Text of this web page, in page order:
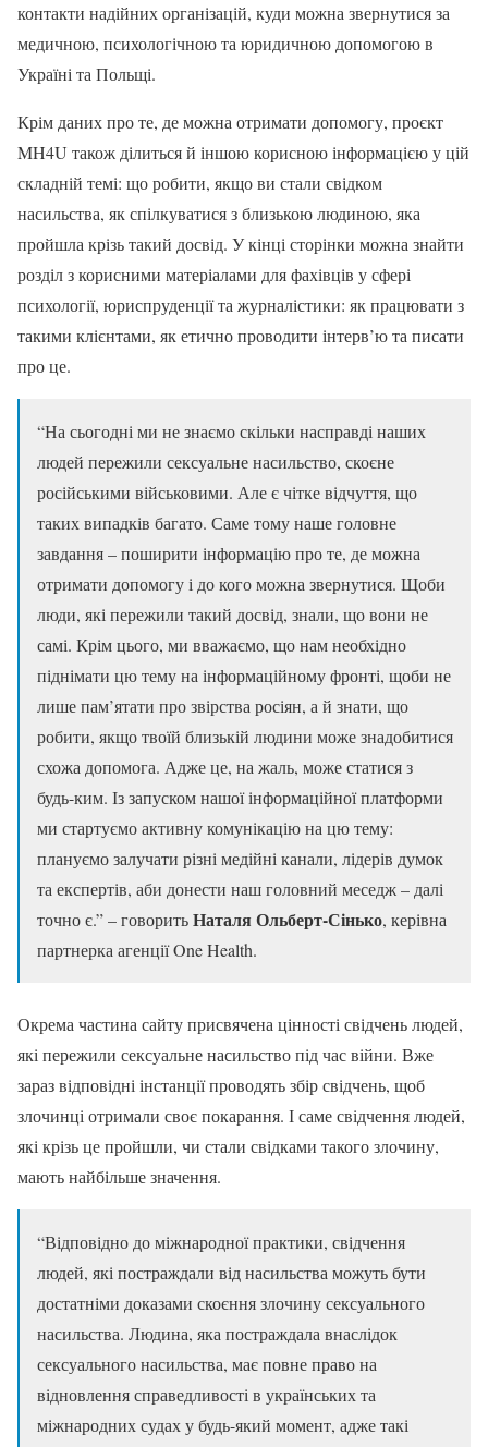
контакти надійних організацій, куди можна звернутися за
медичною, психологічною та юридичною допомогою в
Україні та Польщі.
Крім даних про те, де можна отримати допомогу, проєкт
MH4U також ділиться й іншою корисною інформацією у цій
складній темі: що робити, якщо ви стали свідком
насильства, як спілкуватися з близькою людиною, яка
пройшла крізь такий досвід. У кінці сторінки можна знайти
розділ з корисними матеріалами для фахівців у сфері
психології, юриспруденції та журналістики: як працювати з
такими клієнтами, як етично проводити інтерв’ю та писати
про це.
“На сьогодні ми не знаємо скільки насправді наших
людей пережили сексуальне насильство, скоєне
російськими військовими. Але є чітке відчуття, що
таких випадків багато. Саме тому наше головне
завдання – поширити інформацію про те, де можна
отримати допомогу і до кого можна звернутися. Щоби
люди, які пережили такий досвід, знали, що вони не
самі. Крім цього, ми вважаємо, що нам необхідно
піднімати цю тему на інформаційному фронті, щоби не
лише пам’ятати про звірства росіян, а й знати, що
робити, якщо твоїй близькій людини може знадобитися
схожа допомога. Адже це, на жаль, може статися з
будь-ким. Із запуском нашої інформаційної платформи
ми стартуємо активну комунікацію на цю тему:
плануємо залучати різні медійні канали, лідерів думок
та експертів, аби донести наш головний меседж – далі
точно є.” – говоритьНаталя Ольберт-Сінько, керівна
партнерка агенції One Health.
Окрема частина сайту присвячена цінності свідчень людей,
які пережили сексуальне насильство під час війни. Вже
зараз відповідні інстанції проводять збір свідчень, щоб
злочинці отримали своє покарання. І саме свідчення людей,
які крізь це пройшли, чи стали свідками такого злочину,
мають найбільше значення.
“Відповідно до міжнародної практики, свідчення
людей, які постраждали від насильства можуть бути
достатніми доказами скоєння злочину сексуального
насильства. Людина, яка постраждала внаслідок
сексуального насильства, має повне право на
відновлення справедливості в українських та
міжнародних судах у будь-який момент, адже такі